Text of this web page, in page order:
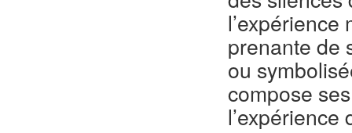
prenante de
ou
compose